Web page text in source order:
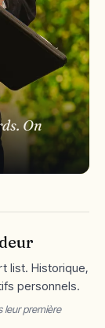
On
list. Historique,
personnels.
leur première